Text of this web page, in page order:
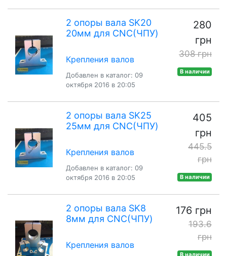
2 опоры вала SK20
20мм для CNC(ЧПУ)
Крепления валов
Добавлен в каталог: 09
октября 2016 в 20:05
280
грн
308 грн
В наличии
2 опоры вала SK25
25мм для CNC(ЧПУ)
Крепления валов
Добавлен в каталог: 09
октября 2016 в 20:05
405
грн
445.5
грн
В наличии
2 опоры вала SK8
8мм для CNC(ЧПУ)
Крепления валов
176 грн
193.6
грн
В наличии